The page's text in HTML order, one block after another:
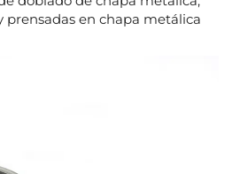
prensadas en chapa metálica